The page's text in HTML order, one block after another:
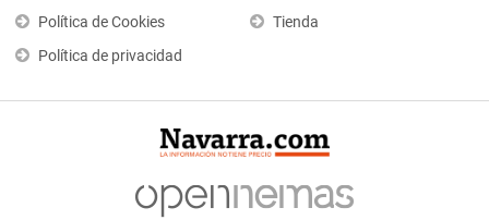
Política de Cookies
Política de privacidad
Tienda